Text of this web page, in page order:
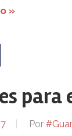
»
para
Por